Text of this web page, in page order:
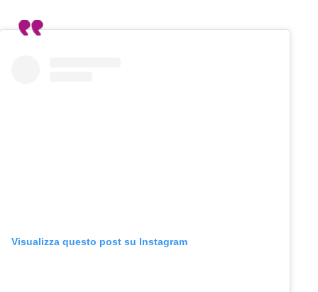
Visualizza questo post su Instagram